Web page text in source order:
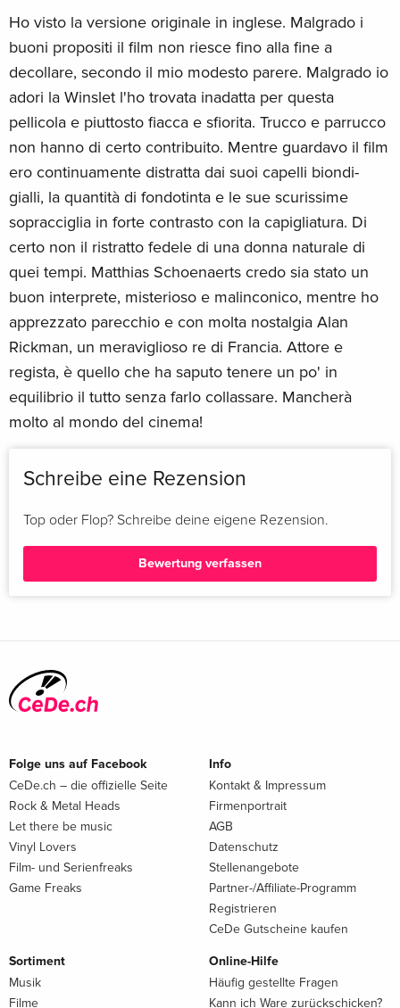
Ho visto la versione originale in inglese. Malgrado i
buoni propositi il film non riesce fino alla fine a
decollare, secondo il mio modesto parere. Malgrado io
adori la Winslet l'ho trovata inadatta per questa
pellicola e piuttosto fiacca e sfiorita. Trucco e parrucco
non hanno di certo contribuito. Mentre guardavo il film
ero continuamente distratta dai suoi capelli biondi-
gialli, la quantità di fondotinta e le sue scurissime
sopracciglia in forte contrasto con la capigliatura. Di
certo non il ristratto fedele di una donna naturale di
quei tempi. Matthias Schoenaerts credo sia stato un
buon interprete, misterioso e malinconico, mentre ho
apprezzato parecchio e con molta nostalgia Alan
Rickman, un meraviglioso re di Francia. Attore e
regista, è quello che ha saputo tenere un po' in
equilibrio il tutto senza farlo collassare. Mancherà
molto al mondo del cinema!
Schreibe eine Rezension
Top oder Flop? Schreibe deine eigene Rezension.
Bewertung verfassen
Folge uns auf Facebook
CeDe.ch – die offizielle Seite
Rock & Metal Heads
Let there be music
Vinyl Lovers
Film- und Serienfreaks
Game Freaks
Info
Kontakt & Impressum
Firmenportrait
AGB
Datenschutz
Stellenangebote
Partner-/Affiliate-Programm
Registrieren
CeDe Gutscheine kaufen
Sortiment
Musik
Filme
Online-Hilfe
Häufig gestellte Fragen
Kann ich Ware zurückschicken?